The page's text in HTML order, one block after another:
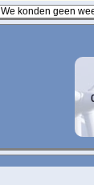
We konden geen